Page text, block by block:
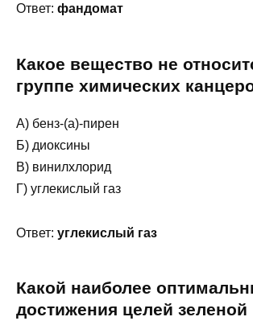
Ответ: фандомат
Какое вещество не
группе химических
А) бенз-(а)-пирен
Б) диоксины
В) винилхлорид
Г) углекислый газ
Ответ: углекислый газ
Какой наиболее
достижения целей зеленой